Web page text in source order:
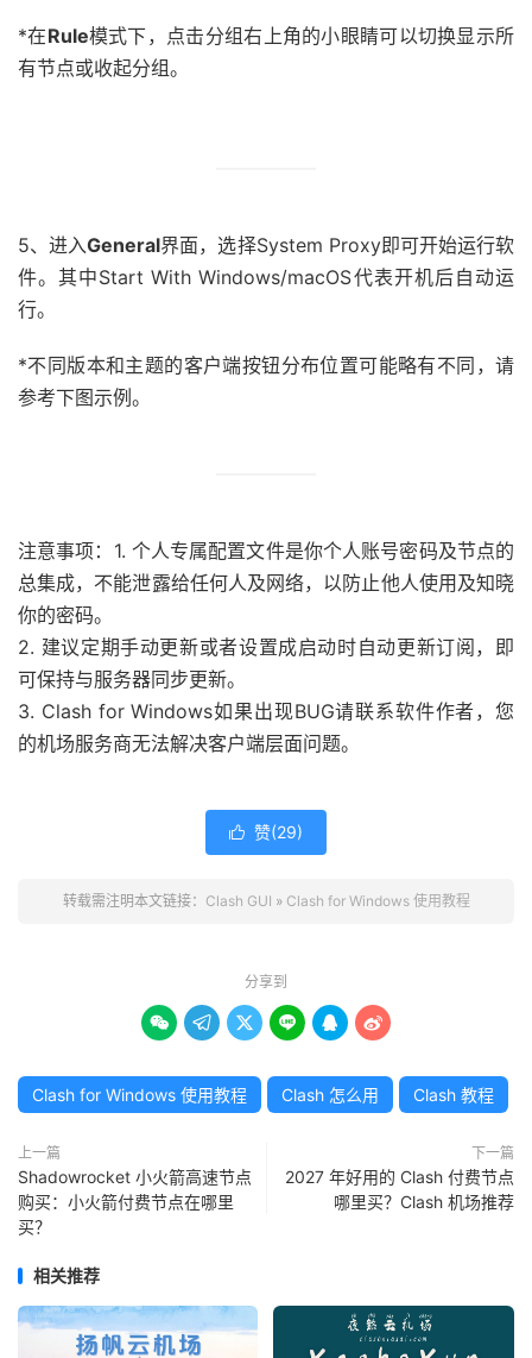
*在Rule模式下，点击分组右上角的小眼睛可以切换显示所
有节点或收起分组。
5、进入General界面，选择System Proxy即可开始运行软
件。其中Start With Windows/macOS代表开机后自动运
行。
*不同版本和主题的客户端按钮分布位置可能略有不同，请
参考下图示例。
注意事项： 1. 个人专属配置文件是你个人账号密码及节点的
总集成，不能泄露给任何人及网络，以防止他人使用及知晓
你的密码。
2. 建议定期手动更新或者设置成启动时自动更新订阅，即
可保持与服务器同步更新。
3. Clash for Windows如果出现BUG请联系软件作者，您
的机场服务商无法解决客户端层面问题。
 赞(29)
转载需注明本文链接： Clash GUI » Clash for Windows 使用教程
分享到
     
Clash for Windows 使用教程 Clash 怎么用 Clash 教程
上一篇
Shadowrocket 小火箭高速节点
购买：小火箭付费节点在哪里
买？
下一篇
2027 年好用的 Clash 付费节点
哪里买？Clash 机场推荐
相关推荐